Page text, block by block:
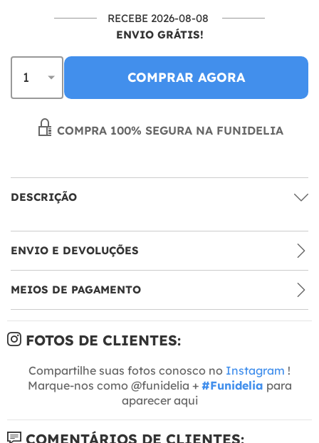
RECEBE 2026-08-08
ENVIO GRÁTIS!
COMPRAR AGORA
COMPRA 100% SEGURA NA FUNIDELIA
DESCRIÇÃO
ENVIO E DEVOLUÇÕES
MEIOS DE PAGAMENTO
FOTOS DE CLIENTES:
Compartilhe suas fotos conosco no Instagram !
Marque-nos como @funidelia + #Funidelia para
aparecer aqui
COMENTÁRIOS DE CLIENTES: